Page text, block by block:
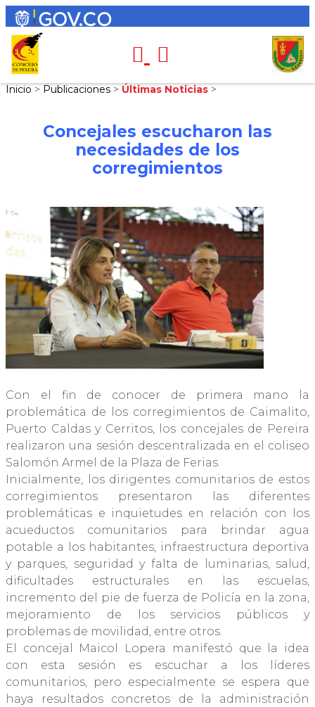
Inicio > Publicaciones > Últimas Noticias >
Concejales escucharon las
necesidades de los
corregimientos
Con el fin de conocer de primera mano la
problemática de los corregimientos de Caimalito,
Puerto Caldas y Cerritos, los concejales de Pereira
realizaron una sesión descentralizada en el coliseo
Salomón Armel de la Plaza de Ferias.
Inicialmente, los dirigentes comunitarios de estos
corregimientos presentaron las diferentes
problemáticas e inquietudes en relación con los
acueductos comunitarios para brindar agua
potable a los habitantes, infraestructura deportiva
y parques, seguridad y falta de luminarias, salud,
dificultades estructurales en las escuelas,
incremento del pie de fuerza de Policía en la zona,
mejoramiento de los servicios públicos y
problemas de movilidad, entre otros.
El concejal Maicol Lopera manifestó que la idea
con esta sesión es escuchar a los líderes
comunitarios, pero especialmente se espera que
haya resultados concretos de la administración